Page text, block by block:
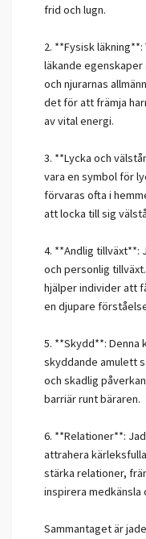
frid och lugn.
2. **Fysisk
läkande egenskaper
och njurarnas
det för att främja
av vital energi.
3. **Lycka och
vara en symbol för
förvaras ofta i
att locka till sig
4. **Andlig tillväxt**:
och personlig
hjälper individer att
en djupare
5. **Skydd**: Denna
skyddande amulett
och skadlig
barriär runt bäraren.
6. **Relationer**:
attrahera
stärka relationer,
inspirera medkänsla
Sammantaget är